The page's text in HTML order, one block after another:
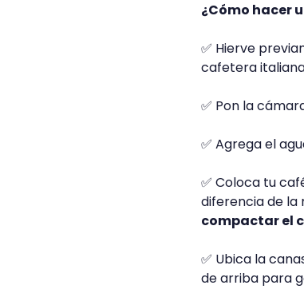
¿Cómo hacer
✅ Hierve
cafetera
✅ Pon la
✅ Agrega el
✅ Coloca tu
diferencia de la
compactar el
✅ Ubica la
de arriba para